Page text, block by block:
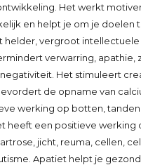
Het werkt
en helpt je om je doelen
helder, vergroot intellectuele
verwarring, apathie,
Het stimuleert
de opname van
werking op botten,
heeft een positieve werking
jicht, reuma, cellen,
Apatiet helpt je gezond